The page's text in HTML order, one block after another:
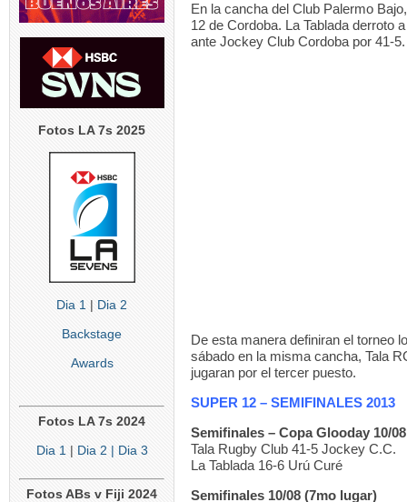
Fotos LA 7s 2025
Dia 1 | Dia 2
Backstage
Awards
Fotos LA 7s 2024
Dia 1 | Dia 2 | Dia 3
Fotos ABs v Fiji 2024
En la cancha del Club Palermo
12 de Cordoba. La Tablada derroto
ante Jockey Club Cordoba por 41-5.
De esta manera definiran el torneo
sábado en la misma cancha, Tala
jugaran por el tercer puesto.
SUPER 12 – SEMIFINALES 2013
Semifinales – Copa Glooday 10/08
Tala Rugby Club 41-5 Jockey C.C.
La Tablada 16-6 Urú Curé
Semifinales 10/08 (7mo lugar)